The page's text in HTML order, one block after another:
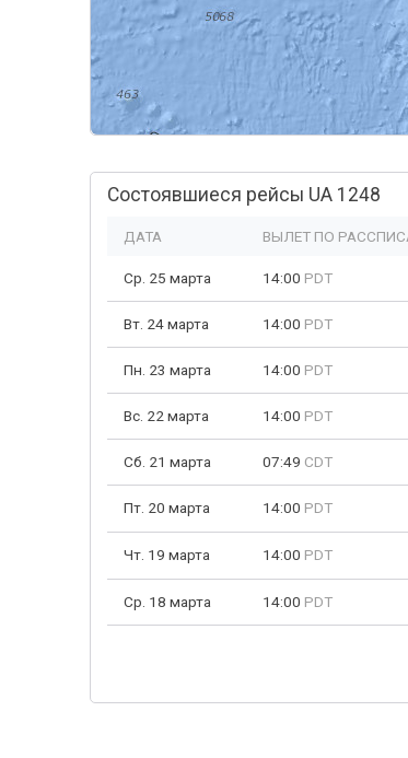
Состоявшиеся рейсы UA 1248
ДАТА ВЫЛЕТ ПО
Ср. 25 марта 14:00 PDT
Вт. 24 марта 14:00 PDT
Пн. 23 марта 14:00 PDT
Вс. 22 марта 14:00 PDT
Сб. 21 марта 07:49 CDT
Пт. 20 марта 14:00 PDT
Чт. 19 марта 14:00 PDT
Ср. 18 марта 14:00 PDT